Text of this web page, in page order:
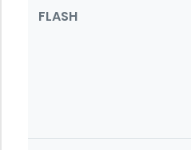
FLASH